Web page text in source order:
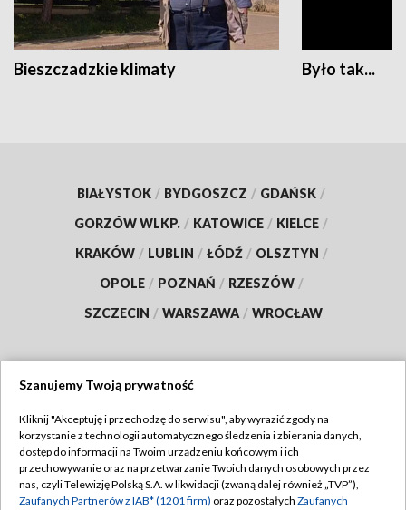
Bieszczadzkie klimaty Było tak...
BIAŁYSTOK / BYDGOSZCZ / GDAŃSK /
GORZÓW WLKP. / KATOWICE / KIELCE /
KRAKÓW / LUBLIN / ŁÓDŹ / OLSZTYN /
OPOLE / POZNAŃ / RZESZÓW /
SZCZECIN / WARSZAWA / WROCŁAW
TVP
Abonament TVP
Emisja w TVP
Regulamin TVP
Polityka prywatności
Szanujemy Twoją prywatność
Kliknij "Akceptuję i przechodzę do serwisu", aby wyrazić zgody na
korzystanie z technologii automatycznego śledzenia i zbierania danych,
dostęp do informacji na Twoim urządzeniu końcowym i ich
przechowywanie oraz na przetwarzanie Twoich danych osobowych przez
nas, czyli Telewizję Polską S.A. w likwidacji (zwaną dalej również „TVP”),
Zaufanych Partnerów z IAB* (1201 firm) oraz pozostałych Zaufanych